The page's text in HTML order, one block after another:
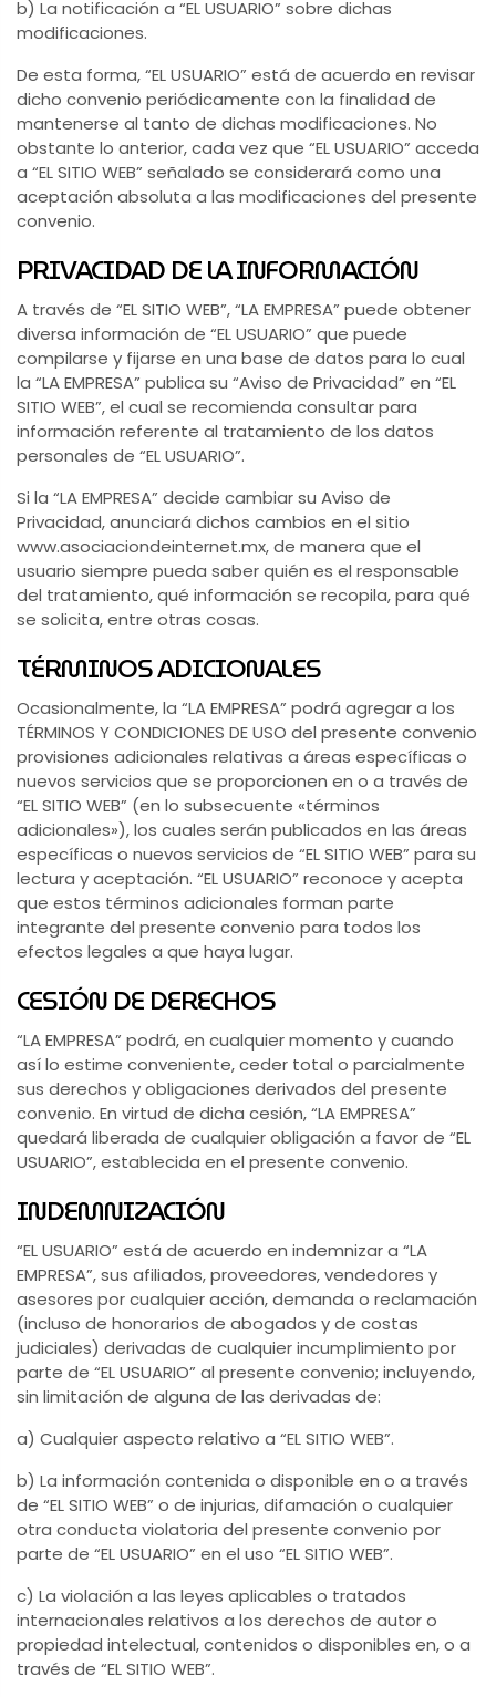
b) La notificación a “EL USUARIO” sobre dichas
modificaciones.
De esta forma, “EL USUARIO” está de acuerdo en revisar
dicho convenio periódicamente con la finalidad de
mantenerse al tanto de dichas modificaciones. No
obstante lo anterior, cada vez que “EL USUARIO” acceda
a “EL SITIO WEB” señalado se considerará como una
aceptación absoluta a las modificaciones del presente
convenio.
PRIVACIDAD DE LA INFORMACIÓN
A través de “EL SITIO WEB”, “LA EMPRESA” puede obtener
diversa información de “EL USUARIO” que puede
compilarse y fijarse en una base de datos para lo cual
la “LA EMPRESA” publica su “Aviso de Privacidad” en “EL
SITIO WEB”, el cual se recomienda consultar para
información referente al tratamiento de los datos
personales de “EL USUARIO”.
Si la “LA EMPRESA” decide cambiar su Aviso de
Privacidad, anunciará dichos cambios en el sitio
www.asociaciondeinternet.mx, de manera que el
usuario siempre pueda saber quién es el responsable
del tratamiento, qué información se recopila, para qué
se solicita, entre otras cosas.
TÉRMINOS ADICIONALES
Ocasionalmente, la “LA EMPRESA” podrá agregar a los
TÉRMINOS Y CONDICIONES DE USO del presente convenio
provisiones adicionales relativas a áreas específicas o
nuevos servicios que se proporcionen en o a través de
“EL SITIO WEB” (en lo subsecuente «términos
adicionales»), los cuales serán publicados en las áreas
específicas o nuevos servicios de “EL SITIO WEB” para su
lectura y aceptación. “EL USUARIO” reconoce y acepta
que estos términos adicionales forman parte
integrante del presente convenio para todos los
efectos legales a que haya lugar.
CESIÓN DE DERECHOS
“LA EMPRESA” podrá, en cualquier momento y cuando
así lo estime conveniente, ceder total o parcialmente
sus derechos y obligaciones derivados del presente
convenio. En virtud de dicha cesión, “LA EMPRESA”
quedará liberada de cualquier obligación a favor de “EL
USUARIO”, establecida en el presente convenio.
INDEMNIZACIÓN
“EL USUARIO” está de acuerdo en indemnizar a “LA
EMPRESA”, sus afiliados, proveedores, vendedores y
asesores por cualquier acción, demanda o reclamación
(incluso de honorarios de abogados y de costas
judiciales) derivadas de cualquier incumplimiento por
parte de “EL USUARIO” al presente convenio; incluyendo,
sin limitación de alguna de las derivadas de:
a) Cualquier aspecto relativo a “EL SITIO WEB”.
b) La información contenida o disponible en o a través
de “EL SITIO WEB” o de injurias, difamación o cualquier
otra conducta violatoria del presente convenio por
parte de “EL USUARIO” en el uso “EL SITIO WEB”.
c) La violación a las leyes aplicables o tratados
internacionales relativos a los derechos de autor o
propiedad intelectual, contenidos o disponibles en, o a
través de “EL SITIO WEB”.